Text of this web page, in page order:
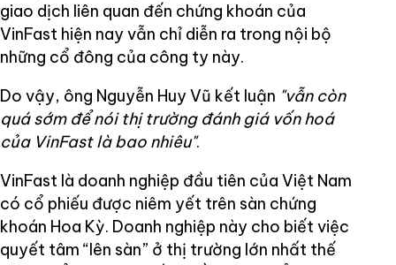
giao dịch liên quan đến chứng khoán của
VinFast hiện nay vẫn chỉ diễn ra trong nội bộ
những cổ đông của công ty này.
Do vậy, ông Nguyễn Huy Vũ kết luận "vẫn còn
quá sớm để nói thị trường đánh giá vốn hoá
của VinFast là bao nhiêu".
VinFast là doanh nghiệp đầu tiên của Việt Nam
có cổ phiếu được niêm yết trên sàn chứng
khoán Hoa Kỳ. Doanh nghiệp này cho biết việc
quyết tâm “lên sàn” ở thị trường lớn nhất thế